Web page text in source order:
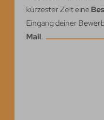
kürzester Zeit eine
Eingang deiner
Mail.